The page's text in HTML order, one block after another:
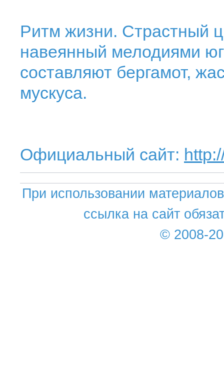
Ритм жизни. Страстный
навеянный мелодиями
составляют бергамот,
мускуса.
Официальный сайт:
При использовании
ссылка на сайт
© 2008-